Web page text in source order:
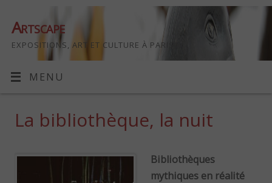
Artscape
EXPOSITIONS, ART ET CULTURE À PARIS
MENU
La bibliothèque, la nuit
Bibliothèques
mythiques en réalité